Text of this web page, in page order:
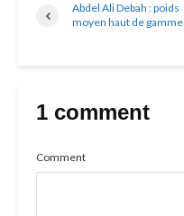
Abdel Ali Debah : poids
moyen haut de gamme
1 comment
Comment